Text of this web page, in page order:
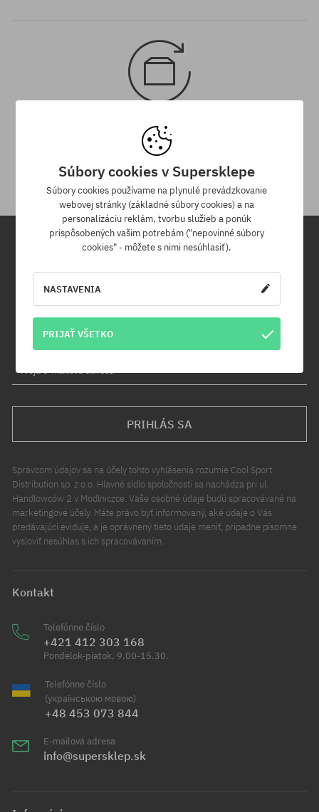
30 dní na vrátenie tovaru
Na vrátenie produktu máš 30 dní od dňa obdržania zásielky.
Newsletter
Navyše získaš zľavový kód -5 % na celú objednávku!
Tvoja e-mailová adresa
PRIHLÁS SA
Správcom údajov sa na účely tohto vyhlásenia rozumie Cool Sport
Distribution sp. z o.o. Hlavné sídlo spoločnosti sa nachádza pri ul.
Handlowców 2 v Modlniczce. Vaše osobné údaje budú spracovávané na
marketingové účely. Máte právo byť informovaný, aké údaje o Vás
predávajúci eviduje, a je oprávnený tieto údaje meniť, prípadne písomne
vysloviť nesúhlas s ich spracovávaním.
Kontakt
Telefónne číslo
+421 412 303 168
Pondelok-piatok, 9.00-15.30.
Telefónne číslo
(українською мовою)
+48 453 073 844
E-mailová adresa
info@supersklep.sk
Súbory cookies v Supersklepe
Súbory cookies používame na plynulé prevádzkovanie
webovej stránky (základné súbory cookies) a na
personalizáciu reklám, tvorbu služieb a ponúk
prispôsobených vašim potrebám ("nepovinné súbory
cookies" - môžete s nimi nesúhlasiť).
NASTAVENIA
PRIJAŤ VŠETKO